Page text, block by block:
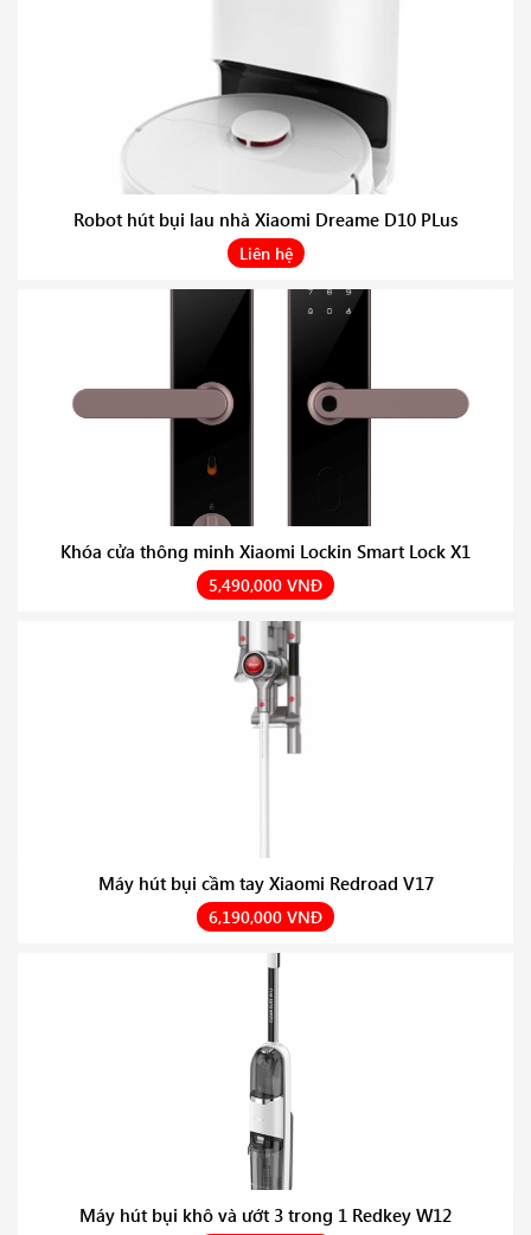
Robot hút bụi lau nhà Xiaomi Dreame D10 PLus
Liên hệ
Khóa cửa thông minh Xiaomi Lockin Smart Lock X1
5,490,000 VNĐ
Máy hút bụi cầm tay Xiaomi Redroad V17
6,190,000 VNĐ
Máy hút bụi khô và ướt 3 trong 1 Redkey W12